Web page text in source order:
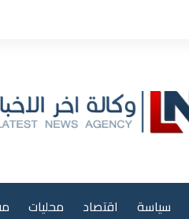
سياسة اقتصاد محليات